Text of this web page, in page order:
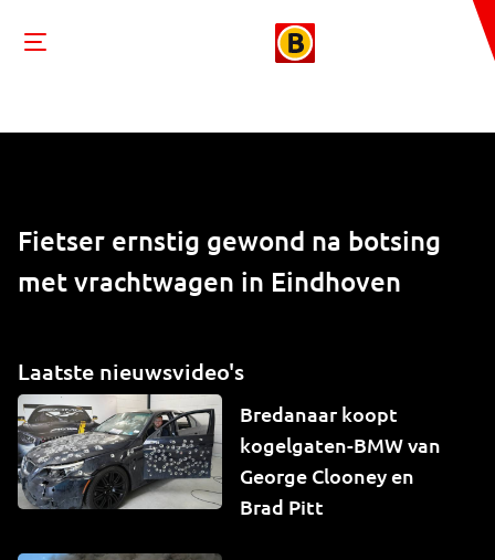
Fietser ernstig gewond na botsing
met vrachtwagen in Eindhoven
Laatste nieuwsvideo's
Bredanaar koopt
kogelgaten-BMW van
George Clooney en
Brad Pitt